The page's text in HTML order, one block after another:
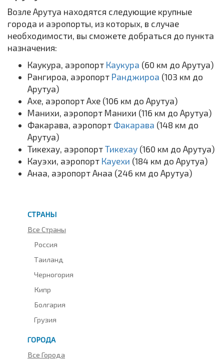
Возле Арутуа находятся следующие крупные
города и аэропорты, из которых, в случае
необходимости, вы сможете добраться до пункта
назначения:
Каукура, аэропорт Каукура (60 км до Арутуа)
Рангироа, аэропорт Ранджироа (103 км до
Арутуа)
Ахе, аэропорт Ахе (106 км до Арутуа)
Манихи, аэропорт Манихи (116 км до Арутуа)
Факарава, аэропорт Факарава (148 км до
Арутуа)
Тикехау, аэропорт Тикехау (160 км до Арутуа)
Кауэхи, аэропорт Кауехи (184 км до Арутуа)
Анаа, аэропорт Анаа (246 км до Арутуа)
СТРАНЫ
Все Страны
Россия
Таиланд
Черногория
Кипр
Болгария
Грузия
ГОРОДА
Все Города